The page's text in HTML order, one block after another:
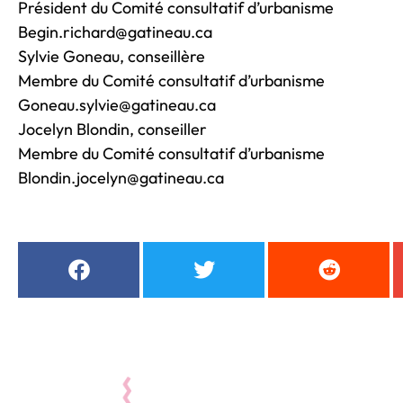
Président du Comité consultatif d’urbanisme
Begin.richard@gatineau.ca
Sylvie Goneau, conseillère
Membre du Comité consultatif d’urbanisme
Goneau.sylvie@gatineau.ca
Jocelyn Blondin, conseiller
Membre du Comité consultatif d’urbanisme
Blondin.jocelyn@gatineau.ca